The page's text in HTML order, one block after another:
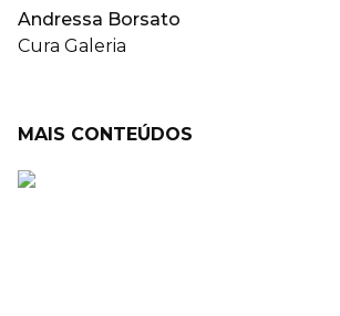
Andressa Borsato
Cura Galeria
MAIS CONTEÚDOS